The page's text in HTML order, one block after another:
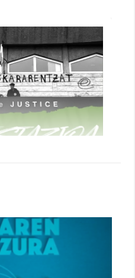
elkarrizketa
20 urteez
irratiko Hizpidea saioan
20 urteez
denboraldi amaiera